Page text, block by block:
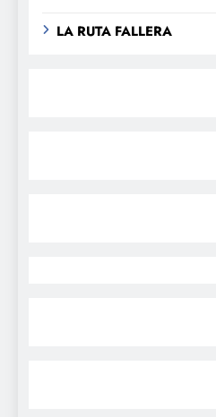
LA RUTA FALLERA